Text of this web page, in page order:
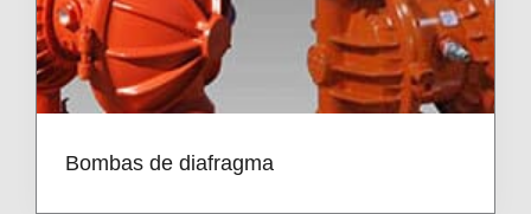
Bombas de diafragma